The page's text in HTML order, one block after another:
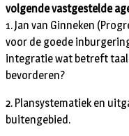
volgende vastgestelde
1. Jan van Ginneken
voor de goede
integratie wat betreft
bevorderen?
2. Plansystematiek en
buitengebied.